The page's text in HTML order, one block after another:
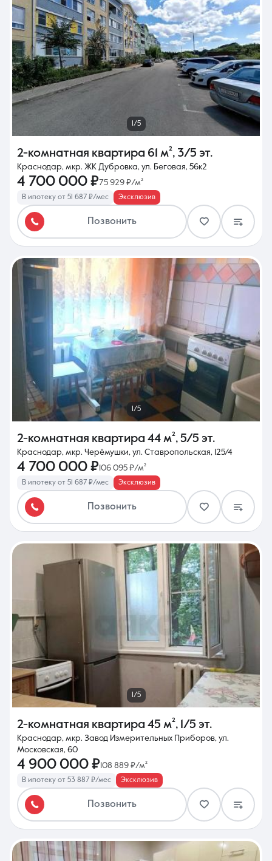
1/5
2-комнатная квартира 61 м², 3/5 эт.
Краснодар, мкр. ЖК Дубровка, ул. Беговая, 56к2
4 700 000 ₽75 929 ₽/м²
В ипотеку от 51 687 ₽/мес Эксклюзив
Позвонить
1/5
2-комнатная квартира 44 м², 5/5 эт.
Краснодар, мкр. Черёмушки, ул. Ставропольская, 125/4
4 700 000 ₽ 106 095 ₽/м²
В ипотеку от 51 687 ₽/мес Эксклюзив
Позвонить
1/5
2-комнатная квартира 45 м², 1/5 эт.
Краснодар, мкр. Завод Измерительных Приборов, ул.
Московская, 60
4 900 000 ₽108 889 ₽/м²
В ипотеку от 53 887 ₽/мес Эксклюзив
Позвонить